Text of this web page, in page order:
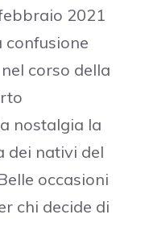
2021
confusione
corso della
nostalgia la
dei nativi del
occasioni
chi decide di